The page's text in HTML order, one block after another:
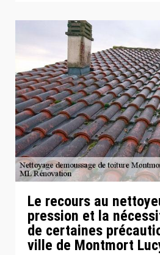
Le recours au
pression et la
de certaines
ville de Montmort